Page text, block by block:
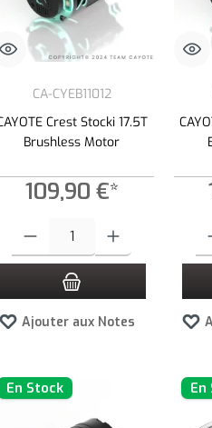
augmenter ou diminuer la quantité.
CA-CYEB11012
Crest Stocki 17.5T
Brushless Motor
109,90 €*
Ajouter aux Notes
En Stock En